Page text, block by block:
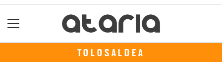
TOLOSALDEA